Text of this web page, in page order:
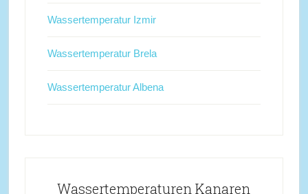
Wassertemperatur Izmir
Wassertemperatur Brela
Wassertemperatur Albena
Wassertemperaturen Kanaren